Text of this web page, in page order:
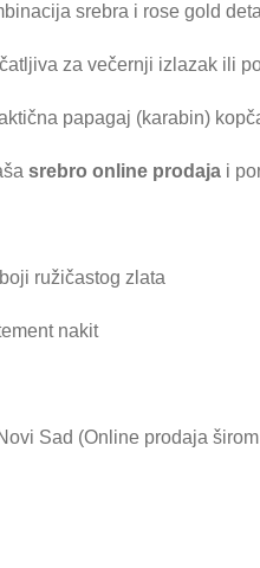
srebra i rose gold
za večernji izlazak ili
papagaj (karabin)
srebro online prodaja i
ružičastog zlata
nakit
Sad (Online prodaja